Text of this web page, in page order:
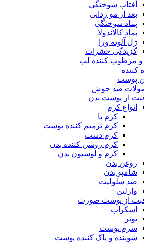
آفتاب سوختگی
بعد از مو زدایی
پماد سوختگی
پماد کالاندولا
ژل آلوئه ورا
گزیدگی حشرات
و مرطوب کننده لب
کننده
پوست
ضد جوش
از پوست بدن
انواع کرم
کرم پا
کرم ترمیم کننده پوست
کرم دست
کرم روشن کننده بدن
کرم و لوسیون بدن
روغن بدن
شامپو بدن
ضد سلولیت
وازلین
از پوست صورت
اسکراب
تونر
سرم پوست
شوینده و پاک کننده پوست